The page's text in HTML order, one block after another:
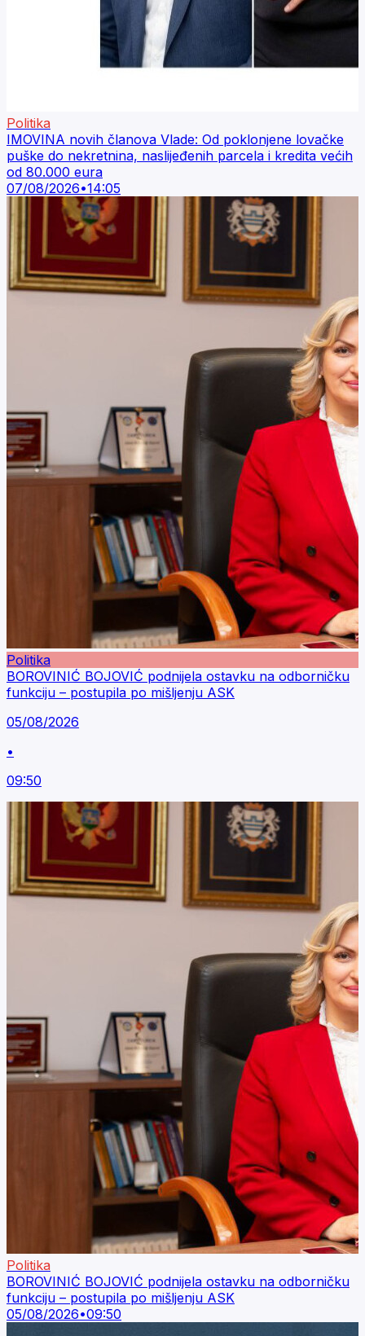
Politika
IMOVINA novih članova Vlade: Od poklonjene lovačke
puške do nekretnina, naslijeđenih parcela i kredita većih
od 80.000 eura
07/08/2026•14:05
Politika
BOROVINIĆ BOJOVIĆ podnijela ostavku na odborničku
funkciju – postupila po mišljenju ASK
05/08/2026
•
09:50
Politika
BOROVINIĆ BOJOVIĆ podnijela ostavku na odborničku
funkciju – postupila po mišljenju ASK
05/08/2026•09:50